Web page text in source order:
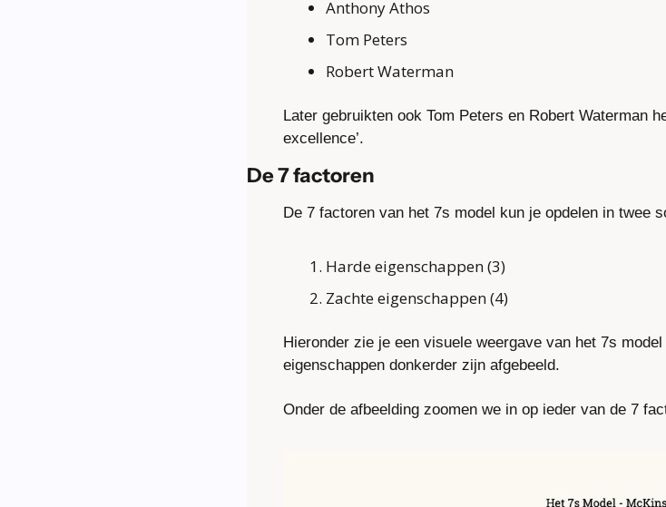
Anthony Athos
Tom Peters
Robert Waterman
Later gebruikten ook Tom Peters en Robert Waterman
excellence’.
De 7 factoren
De 7 factoren van het 7s model kun je opdelen in twee
Harde eigenschappen (3)
Zachte eigenschappen (4)
Hieronder zie je een visuele weergave van het 7s
eigenschappen donkerder zijn afgebeeld.
Onder de afbeelding zoomen we in op ieder van de 7